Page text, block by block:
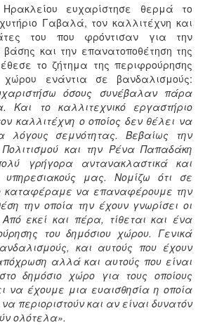
ευχαρίστησε θερμά το
Γαβαλά, τον καλλιτέχνη και
του που φρόντισαν για την
βάσης και την επανατοποθέτηση της
το ζήτημα της περιφρούρησης
χώρου ενάντια σε βανδαλισμούς:
όσους συνέβαλαν πάρα
Και το καλλιτεχνικό εργαστήριο
καλλιτέχνη ο οποίος δεν θέλει να
λόγους σεμνότητας. Βεβαίως την
Πολιτισμού και την Ρένα Παπαδάκη
γρήγορα αντανακλαστικά και
υπηρεσιακούς μας. Νομίζω ότι σε
καταφέραμε να επαναφέρουμε την
την οποία την έχουν γνωρίσει οι
εκεί και πέρα, τίθεται και ένα
του δημόσιου χώρου. Γενικά
και αυτούς που έχουν
αλλά και αυτούς που είναι
δημόσιο χώρο για τους οποίους
να έχουμε μια ευαισθησία η οποία
περιοριστούν και αν είναι δυνατόν
ολότελα».